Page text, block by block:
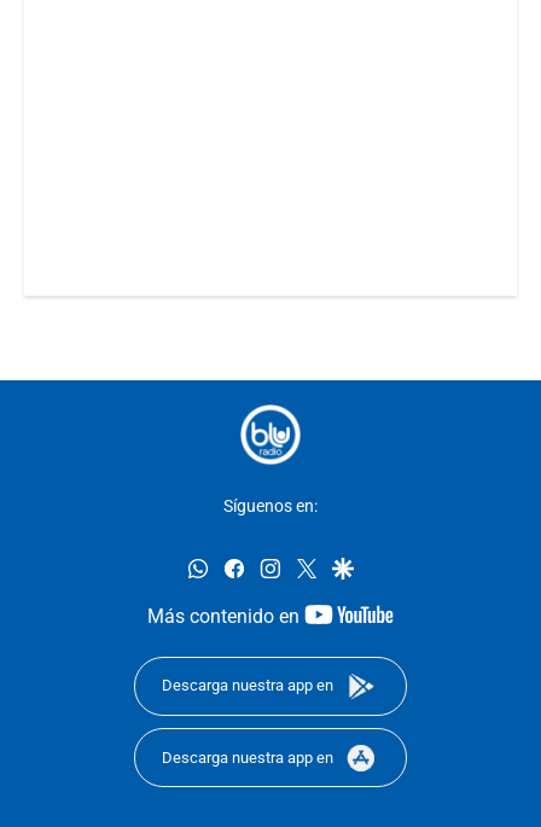
Síguenos en:
whatsappfacebookinstagram
twittergoogle
Más contenido en
youtube-
Descarga nuestra app en
Descarga nuestra app en